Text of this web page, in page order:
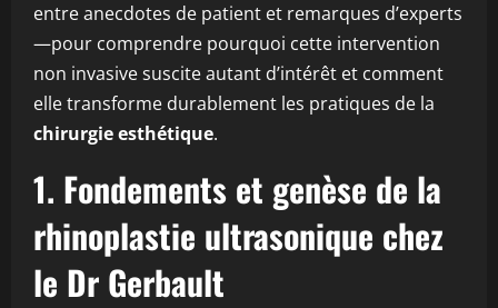
entre anecdotes de patient et remarques d’experts
—pour comprendre pourquoi cette intervention
non invasive suscite autant d’intérêt et comment
elle transforme durablement les pratiques de la
chirurgie esthétique.
1. Fondements et genèse de la
rhinoplastie ultrasonique chez
le Dr Gerbault